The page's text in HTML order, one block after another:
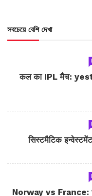
সবচেয়ে বেশি দেখা
कल का IPL मैच:
सिस्टमैटिक
Norway vs France: